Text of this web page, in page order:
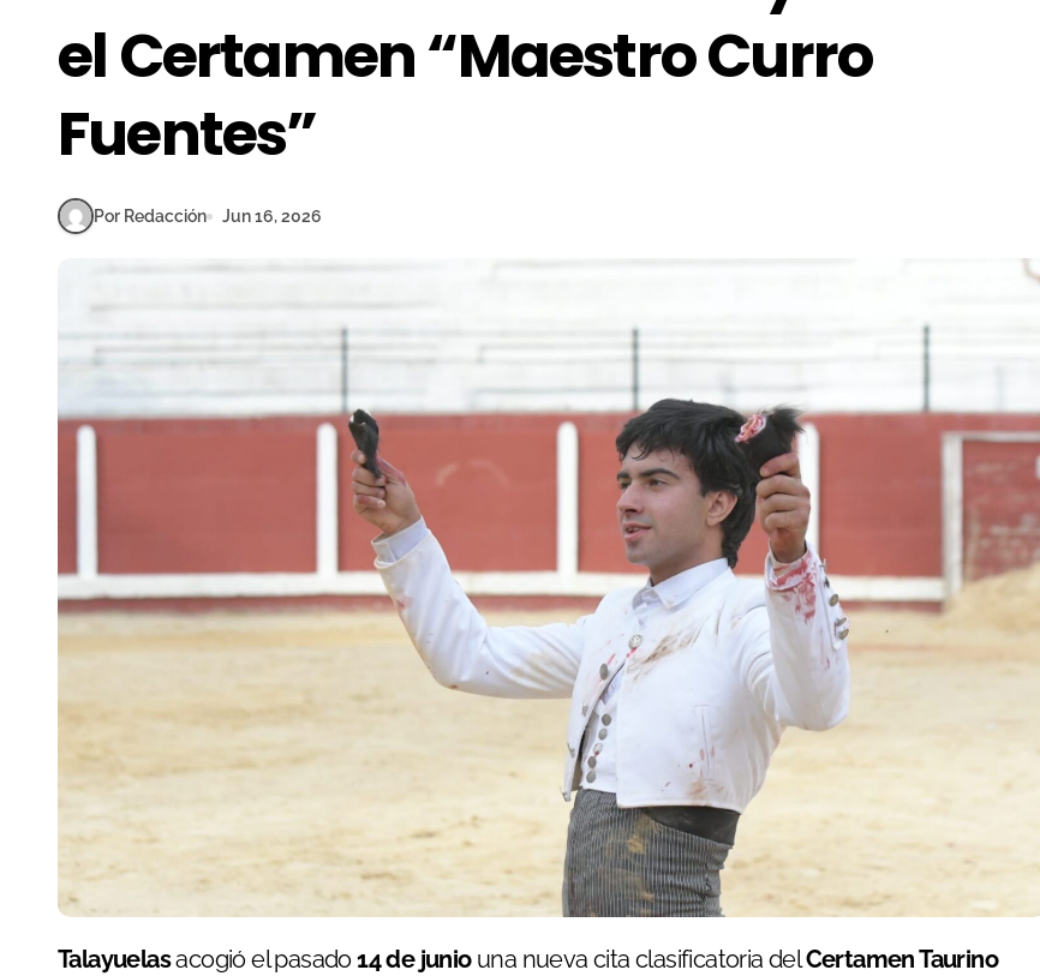
el Certamen “Maestro Curro
Fuentes”
Por Redacción Jun 16, 2026
Talayuelasacogió el pasado14 de juniouna nueva cita clasificatoria delCertamen Taurino